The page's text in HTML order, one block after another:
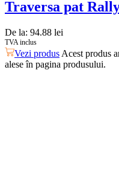
Traversa pat
De la: 94.88 lei
TVA inclus
Vezi produs Acest produs
alese în pagina produsului.